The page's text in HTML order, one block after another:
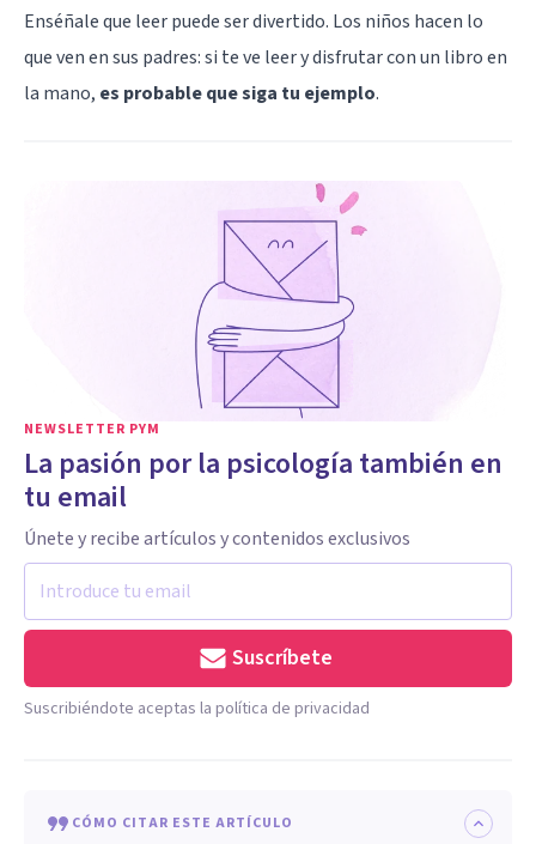
Enséñale que leer puede ser divertido. Los niños hacen lo
que ven en sus padres: si te ve leer y disfrutar con un libro en
la mano, es probable que siga tu ejemplo.
NEWSLETTER PYM
La pasión por la psicología también en
tu email
Únete y recibe artículos y contenidos exclusivos
Suscríbete
Suscribiéndote aceptas la política de privacidad
CÓMO CITAR ESTE ARTÍCULO